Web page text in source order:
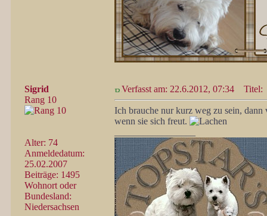
Sigrid
Rang 10
Alter: 74
Anmeldedatum:
25.02.2007
Beiträge: 1495
Wohnort oder
Bundesland:
Niedersachsen
Verfasst am: 22.6.2012, 07:34 Titel:
Ich brauche nur kurz weg zu sein,
wenn sie sich freut.